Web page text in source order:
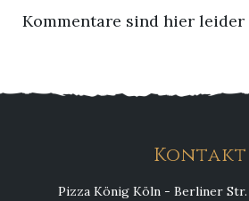
Kommentare sind hier
Kontakt
Pizza König Köln - Berliner Str.